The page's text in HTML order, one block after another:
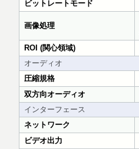
ビットレートモード
画像処理
ROI (関心領域)
オーディオ
圧縮規格
双方向オーディオ
インターフェース
ネットワーク
ビデオ出力